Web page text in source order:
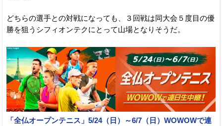
どちらの選手との対戦になっても、３回戦は同大会５度目の優
勝を狙うシフィオンテクにとって山場となりそうだ。
「全仏オープンテニス」5/24（日）～6/7（日）WOWOWで連